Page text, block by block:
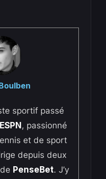
sportif passé
ESPN , passionné
et de sport
depuis deux
PenseBet. J’y